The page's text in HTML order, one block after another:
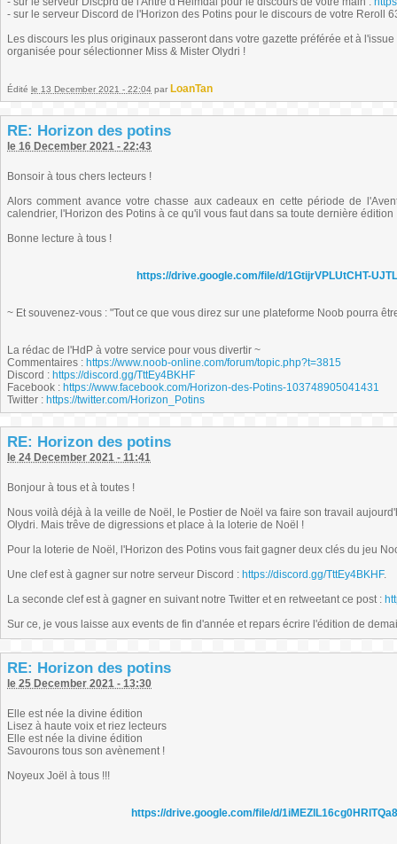
- sur le serveur Discord de l'Horizon des Potins pour le discours de votre Reroll
Les discours les plus originaux passeront dans votre gazette préférée et à
organisée pour sélectionner Miss & Mister Olydri !
Édité le 13 December 2021 - 22:04 par LoanTan
RE: Horizon des potins
le 16 December 2021 - 22:43
Bonsoir à tous chers lecteurs !
Alors comment avance votre chasse aux cadeaux en cette période de
calendrier, l'Horizon des Potins à ce qu'il vous faut dans sa toute dernière édition
Bonne lecture à tous !
https://drive.google.com/file/d/1GtijrVPLUtCHT-
~ Et souvenez-vous : "Tout ce que vous direz sur une plateforme Noob pourra
La rédac de l'HdP à votre service pour vous divertir ~
Commentaires : https://www.noob-online.com/forum/topic.php?t=3815
Discord : https://discord.gg/TttEy4BKHF
Facebook : https://www.facebook.com/Horizon-des-Potins-103748905041431
Twitter : https://twitter.com/Horizon_Potins
RE: Horizon des potins
le 24 December 2021 - 11:41
Bonjour à tous et à toutes !
Nous voilà déjà à la veille de Noël, le Postier de Noël va faire son travail
Olydri. Mais trêve de digressions et place à la loterie de Noël !
Pour la loterie de Noël, l'Horizon des Potins vous fait gagner deux clés du jeu
Une clef est à gagner sur notre serveur Discord : https://discord.gg/TttEy4BKHF.
La seconde clef est à gagner en suivant notre Twitter et en retweetant ce post :
Sur ce, je vous laisse aux events de fin d'année et repars écrire l'édition de
RE: Horizon des potins
le 25 December 2021 - 13:30
Elle est née la divine édition
Lisez à haute voix et riez lecteurs
Elle est née la divine édition
Savourons tous son avènement !
Noyeux Joël à tous !!!
https://drive.google.com/file/d/